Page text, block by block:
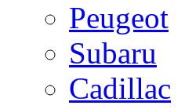
Peugeot
Subaru
Cadillac